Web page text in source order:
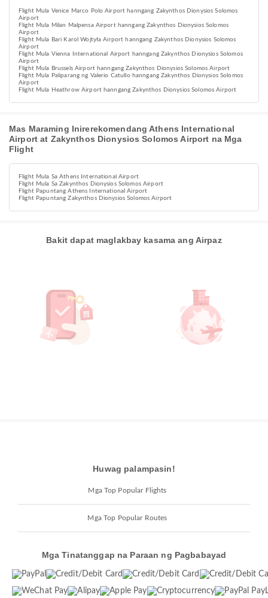
Flight Mula Venice Marco Polo Airport hanngang Zakynthos Dionysios Solomos
Airport
Flight Mula Milan Malpensa Airport hanngang Zakynthos Dionysios Solomos
Airport
Flight Mula Bari Karol Wojtyła Airport hanngang Zakynthos Dionysios Solomos
Airport
Flight Mula Vienna International Airport hanngang Zakynthos Dionysios Solomos
Airport
Flight Mula Brussels Airport hanngang Zakynthos Dionysios Solomos Airport
Flight Mula Paliparang ng Valerio Catullo hanngang Zakynthos Dionysios Solomos
Airport
Flight Mula Heathrow Airport hanngang Zakynthos Dionysios Solomos Airport
Mas Maraming Inirerekomendang Athens International
Airport at Zakynthos Dionysios Solomos Airport na Mga
Flight
Flight Mula Sa Athens International Airport
Flight Mula Sa Zakynthos Dionysios Solomos Airport
Flight Papuntang Athens International Airport
Flight Papuntang Zakynthos Dionysios Solomos Airport
Bakit dapat maglakbay kasama ang Airpaz
Huwag palampasin!
Mga Top Popular Flights
Mga Top Popular Routes
Mga Tinatanggap na Paraan ng Pagbabayad